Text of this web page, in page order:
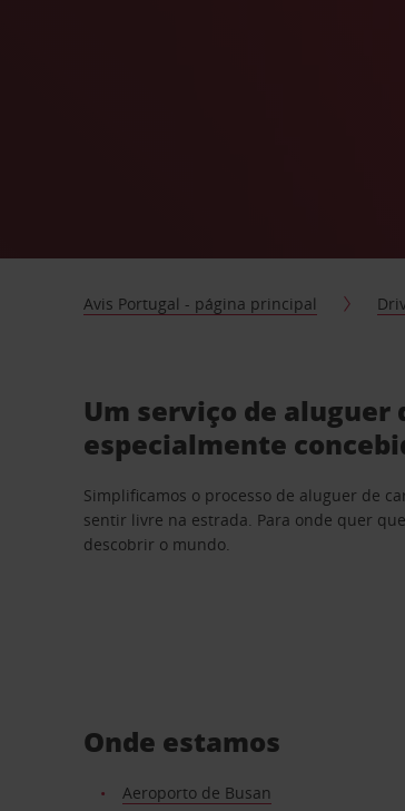
Avis Portugal - página principal
Um serviço de aluguer
especialmente
Simplificamos o processo de aluguer de
sentir livre na estrada. Para onde quer
descobrir o mundo.
Onde estamos
Aeroporto de Busan